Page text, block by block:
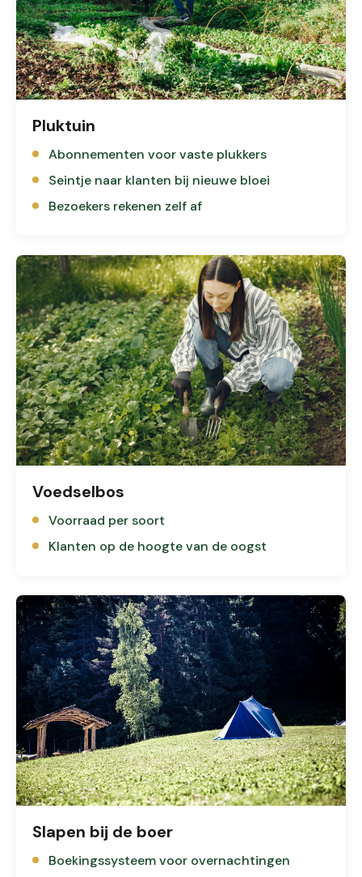
Pluktuin
Abonnementen voor vaste plukkers
Seintje naar klanten bij nieuwe bloei
Bezoekers rekenen zelf af
Voedselbos
Voorraad per soort
Klanten op de hoogte van de oogst
Slapen bij de boer
Boekingssysteem voor overnachtingen